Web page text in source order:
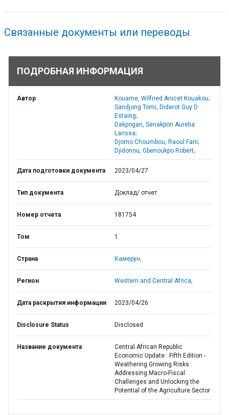
Связанные документы или переводы
ПОДРОБНАЯ ИНФОРМАЦИЯ
Автор
Kouame, Wilfried Anicet Kouakou;
Sandjong Tomi, Diderot Guy D
Estaing;
Dakpogan, Senakpon Aurelia
Larissa;
Djomo Choumbou, Raoul Fani;
Djidonou, Gbenoukpo Robert;
Дата подготовки документа 2023/04/27
Тип документа Доклад/ отчет
Номер отчета 181754
Том 1
Страна Камерун,
Регион Western and Central Africa,
Дата раскрытия информации 2023/04/26
Disclosure Status Disclosed
Название документа
Central African Republic
Economic Update : Fifth Edition -
Weathering Growing Risks :
Addressing Macro-Fiscal
Challenges and Unlocking the
Potential of the Agriculture Sector